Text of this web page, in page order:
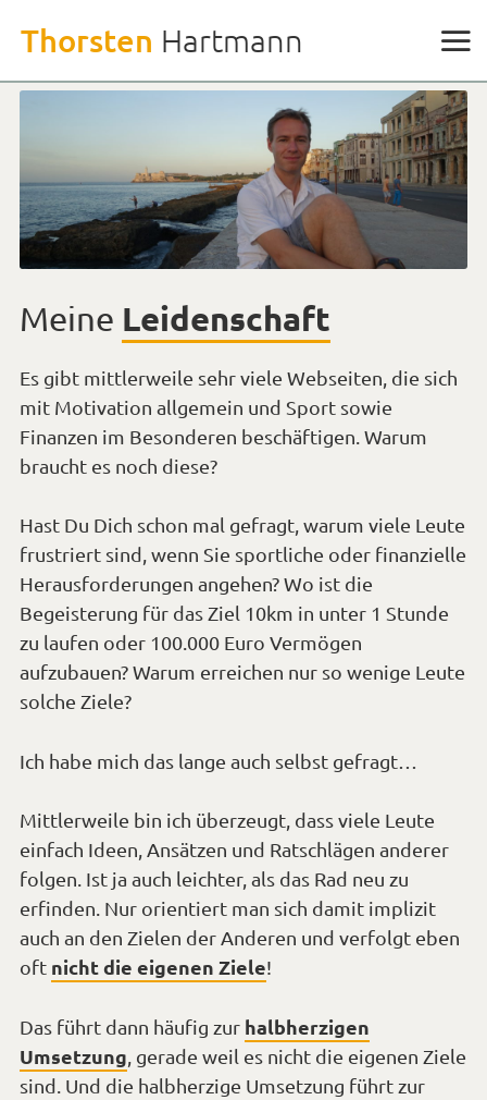
den
Thorsten Hartmann
Meine Leidenschaft
Es gibt mittlerweile sehr viele Webseiten, die sich
mit Motivation allgemein und Sport sowie
Finanzen im Besonderen beschäftigen. Warum
braucht es noch diese?
Hast Du Dich schon mal gefragt, warum viele Leute
frustriert sind, wenn Sie sportliche oder finanzielle
Herausforderungen angehen? Wo ist die
Begeisterung für das Ziel 10km in unter 1 Stunde
zu laufen oder 100.000 Euro Vermögen
aufzubauen? Warum erreichen nur so wenige Leute
solche Ziele?
Ich habe mich das lange auch selbst gefragt…
Mittlerweile bin ich überzeugt, dass viele Leute
einfach Ideen, Ansätzen und Ratschlägen anderer
folgen. Ist ja auch leichter, als das Rad neu zu
erfinden. Nur orientiert man sich damit implizit
auch an den Zielen der Anderen und verfolgt eben
oft nicht die eigenen Ziele!
Das führt dann häufig zur halbherzigen
Umsetzung , gerade weil es nicht die eigenen Ziele
sind. Und die halbherzige Umsetzung führt zur